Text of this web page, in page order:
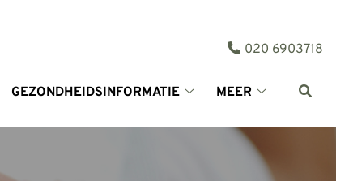
GEZONDHEIDSINFORMATIE
submenu
MEER
submenu
Tel:
020 6903718